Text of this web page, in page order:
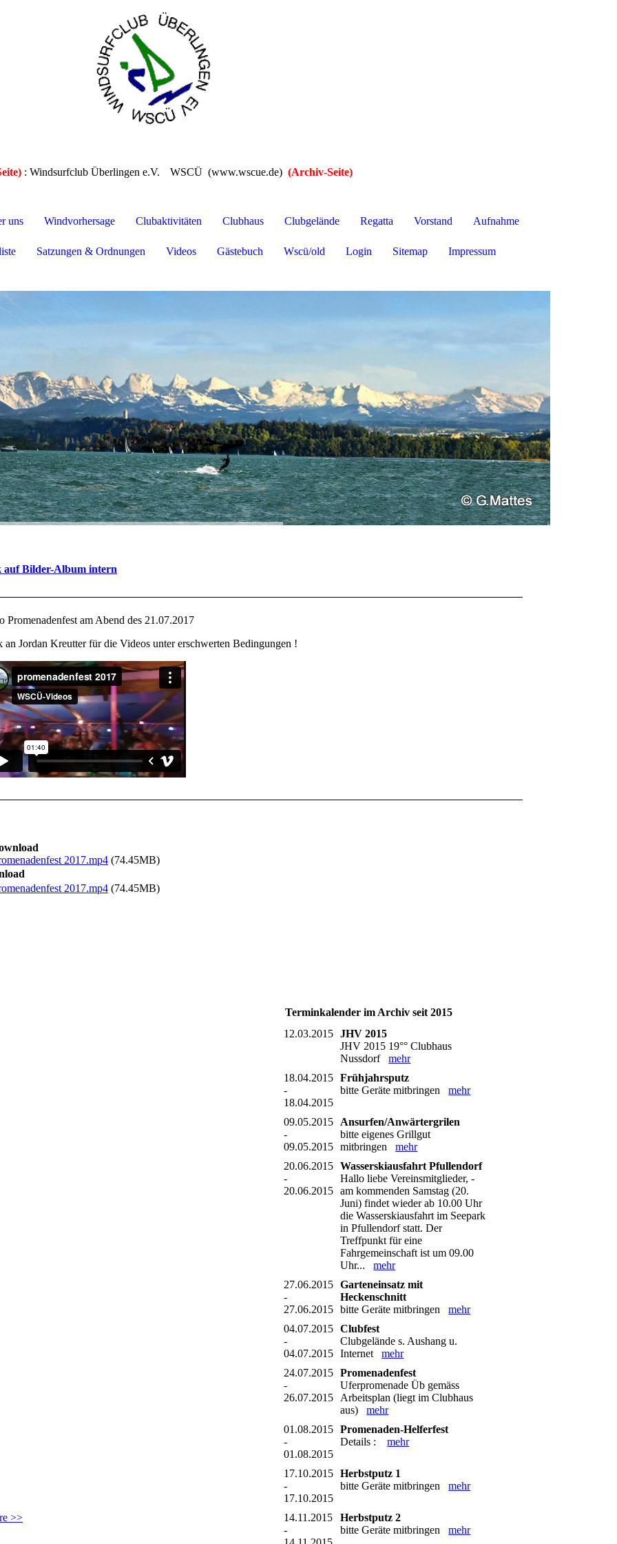
: Windsurfclub Überlingen e.V. WSCÜ (www.wscue.de) (Archiv-Seite)
uns Windvorhersage Clubaktivitäten Clubhaus Clubgelände Regatta Vorstand Aufnahme
Satzungen & Ordnungen Videos Gästebuch Wscü/old Login Sitemap Impressum
auf Bilder-Album intern
Promenadenfest am Abend des 21.07.2017
an Jordan Kreutter für die Videos unter erschwerten Bedingungen !
2017.mp4 (74.45MB)
2017.mp4 (74.45MB)
>>
Terminkalender im Archiv seit 2015
12.03.2015
JHV 2015
JHV 2015 19°° Clubhaus
Nussdorfmehr
18.04.2015
-
18.04.2015
Frühjahrsputz
bitte Geräte mitbringenmehr
09.05.2015
-
09.05.2015
Ansurfen/Anwärtergrilen
bitte eigenes Grillgut
mitbringenmehr
20.06.2015
-
20.06.2015
Wasserskiausfahrt Pfullendorf
Hallo liebe Vereinsmitglieder, -
am kommenden Samstag (20.
Juni) findet wieder ab 10.00 Uhr
die Wasserskiausfahrt im Seepark
in Pfullendorf statt. Der
Treffpunkt für eine
Fahrgemeinschaft ist um 09.00
Uhr...mehr
27.06.2015
-
27.06.2015
Garteneinsatz mit
Heckenschnitt
bitte Geräte mitbringenmehr
04.07.2015
-
04.07.2015
Clubfest
Clubgelände s. Aushang u.
Internetmehr
24.07.2015
-
26.07.2015
Promenadenfest
Uferpromenade Üb gemäss
Arbeitsplan (liegt im Clubhaus
aus)mehr
01.08.2015
-
01.08.2015
Promenaden-Helferfest
Details :mehr
17.10.2015
-
17.10.2015
Herbstputz 1
bitte Geräte mitbringenmehr
14.11.2015
-
Herbstputz 2
bitte Geräte mitbringenmehr